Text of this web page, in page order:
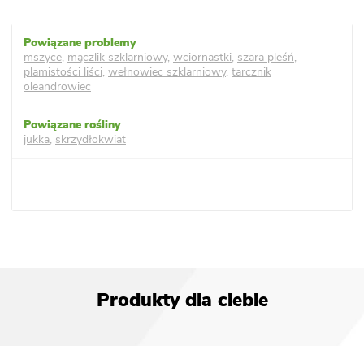
mszyce, mączlik szklarniowy, wciornastki, szara pleśń,
plamistości liści, wełnowiec szklarniowy, tarcznik
oleandrowiec
jukka, skrzydłokwiat
Produkty dla ciebie